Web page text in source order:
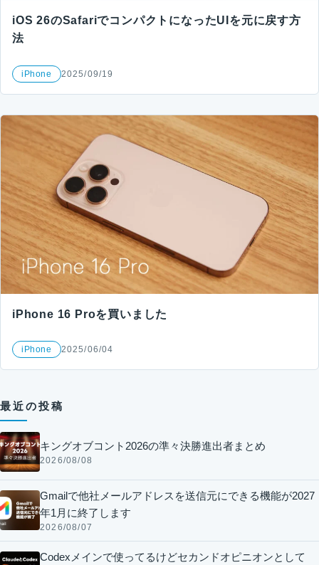
iOS 26のSafariでコンパクトになったUIを元に戻す方
法
iPhone 2025/09/19
iPhone 16 Proを買いました
iPhone 2025/06/04
最近の投稿
キングオブコント2026の準々決勝進出者まとめ
2026/08/08
Gmailで他社メールアドレスを送信元にできる機能が2027
年1月に終了します
2026/08/07
Codexメインで使ってるけどセカンドオピニオンとして